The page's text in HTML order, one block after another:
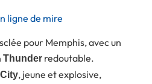
ligne de mire
pour Memphis, avec un
Thunder redoutable.
, jeune et explosive,